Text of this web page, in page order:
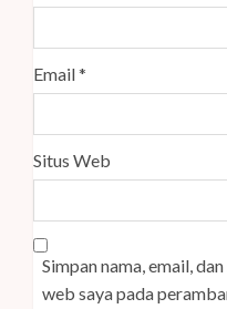
Email*
Situs Web
Simpan nama, email,
web saya pada